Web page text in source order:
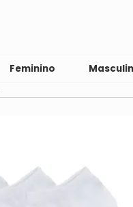
Feminino